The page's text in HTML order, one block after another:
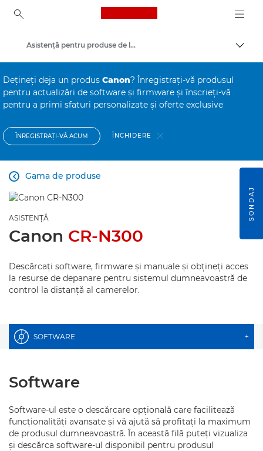
Canon Logo, back to
Asistenţă pentru produse de larg consum
Deţineţi deja un produs Canon? Înregistraţi-vă produsul
pentru actualizări de software şi firmware şi înscrieţi-vă
pentru a primi sfaturi personalizate şi oferte exclusive
ÎNREGISTRAŢI-VĂ ACUM ÎNCHIDERE
Gama de produse

ASISTENŢĂ
Canon CR-N300
Descărcaţi software, firmware şi manuale şi obţineţi acces
la resurse de depanare pentru sistemul dumneavoastră de
control la distanţă al camerelor.
SOFTWARE +
Software
Software-ul este o descărcare opţională care facilitează
funcţionalităţi avansate şi vă ajută să profitaţi la maximum
de produsul dumneavoastră. În această filă puteţi vizualiza
şi descărca software-ul disponibil pentru produsul
SONDAJ